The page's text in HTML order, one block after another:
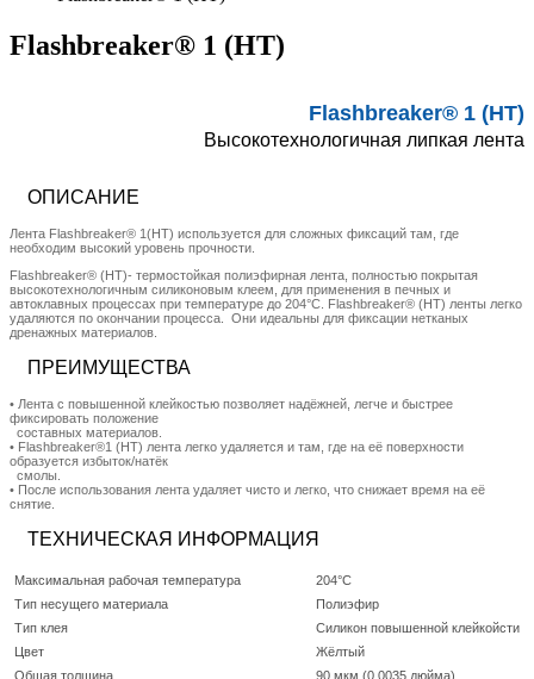
Flashbreaker® 1 (HT)
Flashbreaker® 1 (HT)
Высокотехнологичная липкая лента
ОПИСАНИЕ
Лента Flashbreaker® 1(HT) используется для сложных фиксаций там, где
необходим высокий уровень прочности.
Flashbreaker® (HT)- термостойкая полиэфирная лента, полностью покрытая
высокотехнологичным силиконовым клеем, для применения в печных и
автоклавных процессах при температуре до 204°C. Flashbreaker® (HT) ленты легко
удаляются по окончании процесса. Они идеальны для фиксации нетканых
дренажных материалов.
ПРЕИМУЩЕСТВА
• Лента с повышенной клейкостью позволяет надёжней, легче и быстрее
фиксировать положение
составных материалов.
• Flashbreaker®1 (HT) лента легко удаляется и там, где на её поверхности
образуется избыток/натёк
смолы.
• После использования лента удаляет чисто и легко, что снижает время на её
снятие.
ТЕХНИЧЕСКАЯ ИНФОРМАЦИЯ
Максимальная рабочая температура
204°C
Тип несущего материала
Полиэфир
Тип клея
Силикон повышенной клейкойсти
Цвет
Жёлтый
Общая толщина
90 мкм (0,0035 дюйма)